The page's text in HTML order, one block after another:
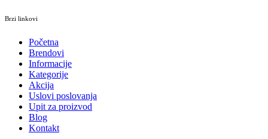
Brzi linkovi
Početna
Brendovi
Informacije
Kategorije
Akcija
Uslovi poslovanja
Upit za proizvod
Blog
Kontakt